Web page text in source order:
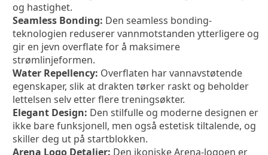
og hastighet.
Seamless Bonding: Den seamless bonding-
teknologien reduserer vannmotstanden ytterligere og
gir en jevn overflate for å maksimere
strømlinjeformen.
Water Repellency: Overflaten har vannavstøtende
egenskaper, slik at drakten tørker raskt og beholder
lettelsen selv etter flere treningsøkter.
Elegant Design: Den stilfulle og moderne designen er
ikke bare funksjonell, men også estetisk tiltalende, og
skiller deg ut på startblokken.
Arena Logo Detaljer: Den ikoniske Arena-logoen er